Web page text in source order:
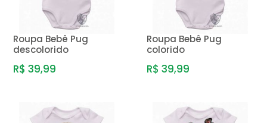
Roupa Bebê Pug
descolorido
R$ 39,99
Roupa Bebê Pug
colorido
R$ 39,99